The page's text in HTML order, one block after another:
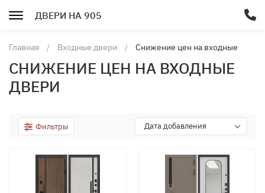
ДВЕРИ НА 905
Главная Входные двери
Снижение цен на входные
СНИЖЕНИЕ ЦЕН НА ВХОДНЫЕ
ДВЕРИ
Фильтры Дата добавления